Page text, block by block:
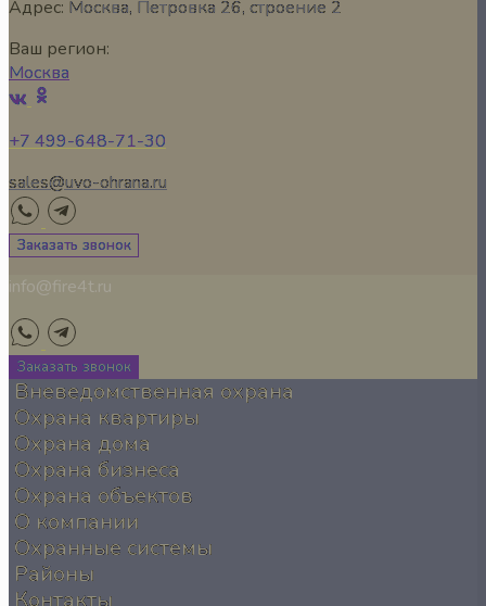
Адрес: Москва, Петровка 26, строение 2
Ваш регион:
Москва
+7 499-648-71-30
sales@uvo-ohrana.ru
Заказать звонок
info@fire4t.ru
Заказать звонок
Вневедомственная охрана
Охрана квартиры
Охрана дома
Охрана бизнеса
Охрана объектов
О компании
Охранные системы
Районы
Контакты